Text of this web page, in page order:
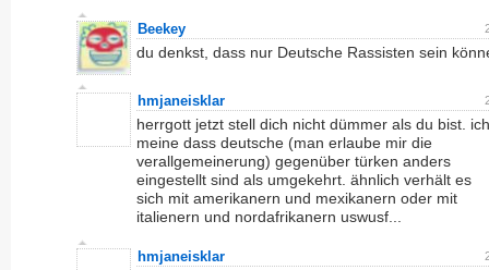
Beekey
du denkst, dass nur Deutsche Rassisten sein
hmjaneisklar
herrgott jetzt stell dich nicht dümmer als du bist. ich
meine dass deutsche (man erlaube mir die
verallgemeinerung) gegenüber türken anders
eingestellt sind als umgekehrt. ähnlich verhält es
sich mit amerikanern und mexikanern oder mit
italienern und nordafrikanern uswusf...
hmjaneisklar